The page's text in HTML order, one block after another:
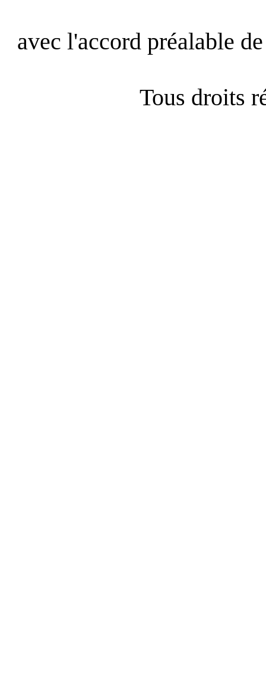
avec l'accord préalable
Tous droits